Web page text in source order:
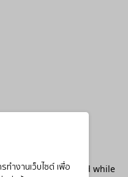
ำงานเว็บไซต์ เพื่อhas occurred while